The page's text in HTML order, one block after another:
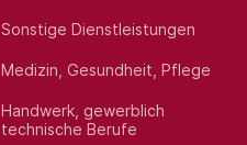
Sonstige Dienstleistungen
Medizin, Gesundheit, Pflege
Handwerk, gewerblich
technische Berufe